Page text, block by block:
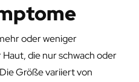
oder weniger
die nur schwach oder
Größe variiert von